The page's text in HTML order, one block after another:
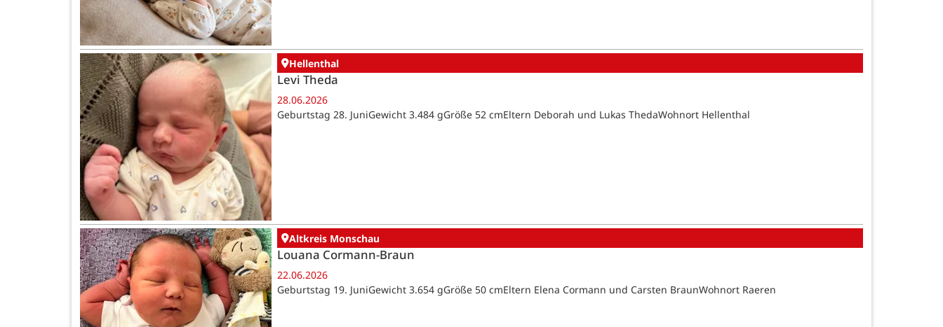
Hellenthal
Levi Theda
28.06.2026
Geburtstag 28. JuniGewicht 3.484 gGröße 52 cmEltern Deborah und Lukas ThedaWohnort Hellenthal
Altkreis Monschau
Louana Cormann-Braun
22.06.2026
Geburtstag 19. JuniGewicht 3.654 gGröße 50 cmEltern Elena Cormann und Carsten BraunWohnort Raeren